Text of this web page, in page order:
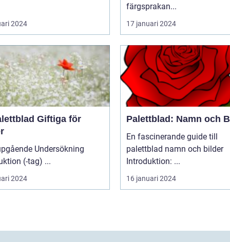
2024
färgsprakan...
17 januari 2024
Giftiga för
Undersökning
Introduktion (-tag) ...
2024
Palettblad: Namn och
En fascinerande guide till
palettblad namn och bilder
Introduktion: ...
16 januari 2024